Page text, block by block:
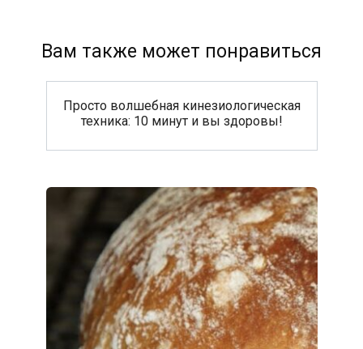
Вам также может понравиться
Просто волшебная кинезиологическая
техника: 10 минут и вы здоровы!